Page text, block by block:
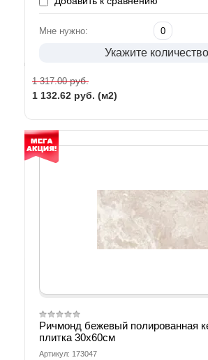
Мне нужно:
Укажите количество
1 317.00руб.
1 132.62 руб. (м2)
Ричмонд бежевый полированная
плитка 30х60см
Артикул: 173047